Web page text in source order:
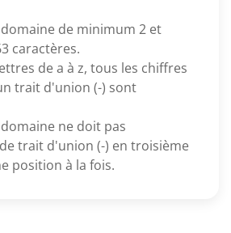
de minimum 2 et
caractères.
de a à z, tous les chiffres
trait d'union (-) sont
ne doit pas
trait d'union (-) en troisième
position à la fois.